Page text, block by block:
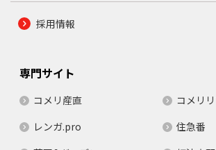
採用情報
専門サイト
コメリ産直
コメリ
レンガ.pro
住急番